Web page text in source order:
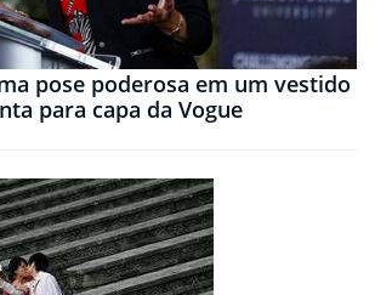
pose poderosa em um vestido
para capa da Vogue